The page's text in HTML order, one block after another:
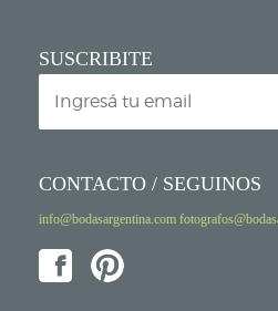
SUSCRIBITE
CONTACTO / SEGUINOS
info@bodasargentina.com